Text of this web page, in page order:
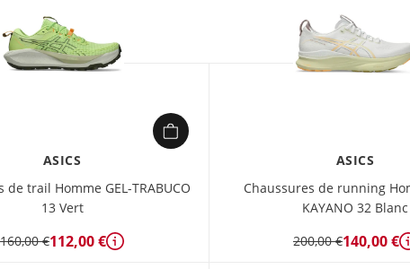
ASICS
de trail Homme GEL-TRABUCO
13 Vert
160,00 €112,00 € Détails
ASICS
Chaussures de running
KAYANO 32 Blanc
200,00 €140,00 €